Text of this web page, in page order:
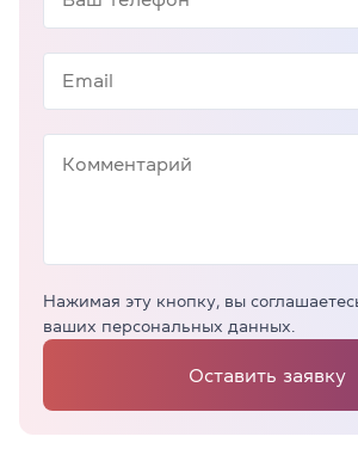
Нажимая эту кнопку, вы
ваших персональных данных.
Оставить заявку